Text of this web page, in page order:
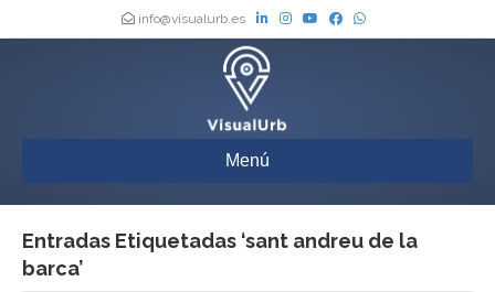
info@visualurb.es
Menú
Entradas Etiquetadas ‘sant andreu de la
barca’